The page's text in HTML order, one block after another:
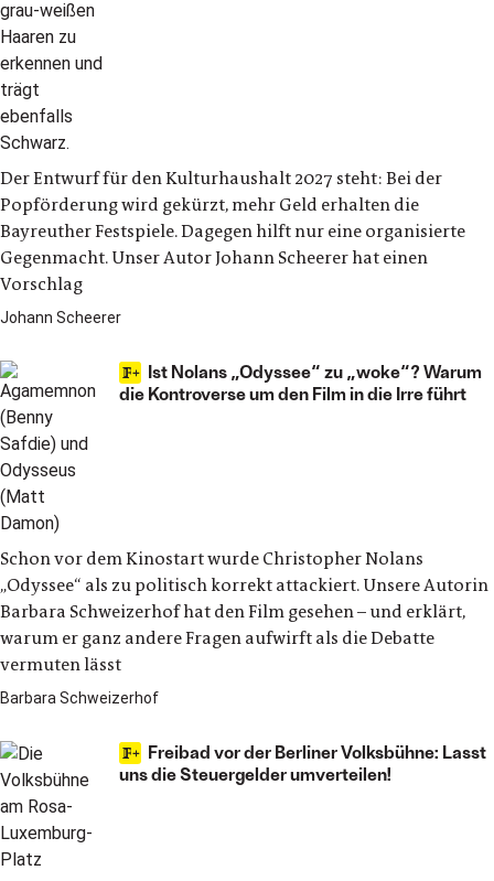
Der Entwurf für den Kulturhaushalt 2027 steht: Bei der
Popförderung wird gekürzt, mehr Geld erhalten die
Bayreuther Festspiele. Dagegen hilft nur eine organisierte
Gegenmacht. Unser Autor Johann Scheerer hat einen
Vorschlag
Johann Scheerer
Ist Nolans „Odyssee“ zu „woke“? Warum
die Kontroverse um den Film in die Irre führt
Schon vor dem Kinostart wurde Christopher Nolans
„Odyssee“ als zu politisch korrekt attackiert. Unsere Autorin
Barbara Schweizerhof hat den Film gesehen – und erklärt,
warum er ganz andere Fragen aufwirft als die Debatte
vermuten lässt
Barbara Schweizerhof
Freibad vor der Berliner Volksbühne: Lasst
uns die Steuergelder umverteilen!